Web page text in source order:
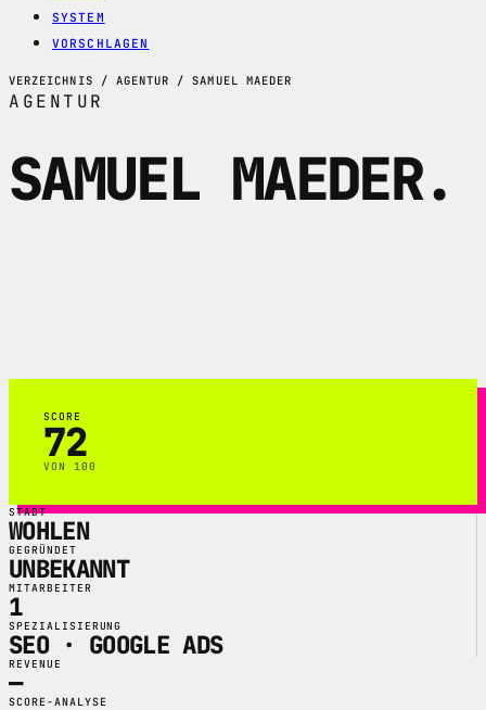
SYSTEM
VORSCHLAGEN
VERZEICHNIS / AGENTUR / SAMUEL MAEDER
AGENTUR
SAMUEL MAEDER.
SCORE
72
VON 100
STADT
WOHLEN
GEGRÜNDET
UNBEKANNT
MITARBEITER
1
SPEZIALISIERUNG
SEO · GOOGLE ADS
REVENUE
—
SCORE-ANALYSE